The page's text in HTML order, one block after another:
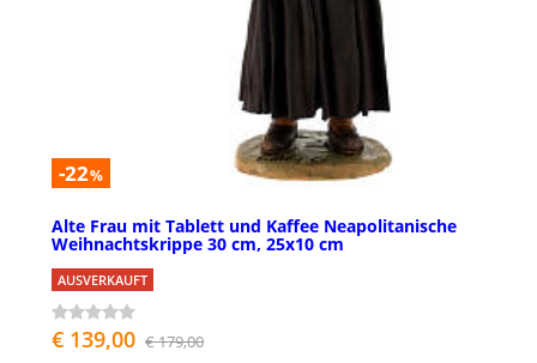
-22%
Alte Frau mit Tablett und Kaffee Neapolitanische
Weihnachtskrippe 30 cm, 25x10 cm
AUSVERKAUFT
€ 139,00 € 179,00